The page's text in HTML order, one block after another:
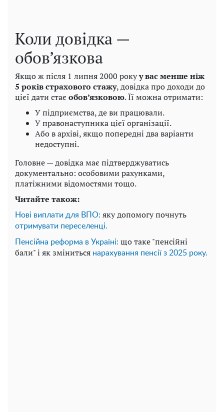
Коли довідка —
обов’язкова
Якщо ж після 1 липня 2000 рокуу вас менше ніж
5 років страхового стажу, довідка про доходи до
цієї дати стає обов’язковою. Її можна отримати:
У підприємства, де ви працювали.
У правонаступника цієї організації.
Або в архіві, якщо попередні два варіанти
недоступні.
Головне — довідка має підтверджуватись
документально: особовими рахунками,
платіжними відомостями тощо.
Читайте також:
Нові виплати для ВПО: яку допомогу почнуть
отримувати переселенці.
Пенсійна реформа в Україні: що таке "пенсійні
бали" і як зміниться нарахування пенсії з 2025 року.